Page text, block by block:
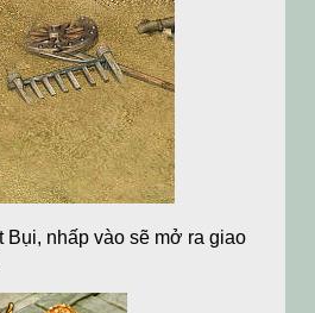
nhấp vào sẽ mở ra giao